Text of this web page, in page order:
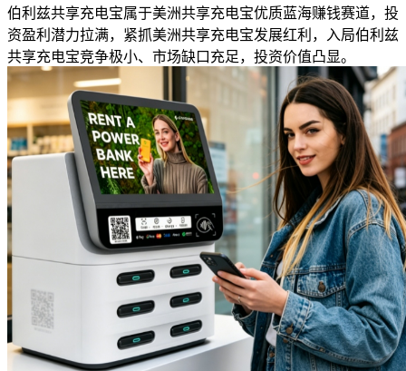
伯利兹共享充电宝属于美洲共享充电宝优质蓝海赚钱赛道，投
资盈利潜力拉满，紧抓美洲共享充电宝发展红利，入局伯利兹
共享充电宝竞争极小、市场缺口充足，投资价值凸显。